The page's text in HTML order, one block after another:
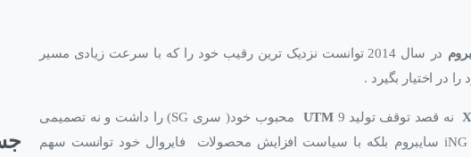
در سال 2014 توانست نزدیک ترین رقیب خود را که با سرعت زیادی مسیر
در اختیار بگیرد .
نه قصد توقف تولید UTM
9 محبوب خود( سری SG) را داشت و نه تصمیمی
برای جایگزین نمودن آن با سری قدرتمند iNG سایبروم بلکه با سیاست افزایش محصولات فایروال خود توانست سهم